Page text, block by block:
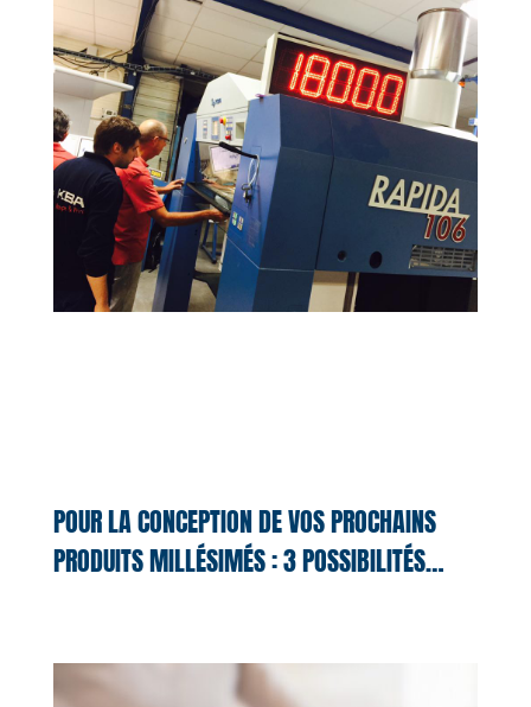
POUR LA CONCEPTION DE VOS PROCHAINS
PRODUITS MILLÉSIMÉS : 3 POSSIBILITÉS…